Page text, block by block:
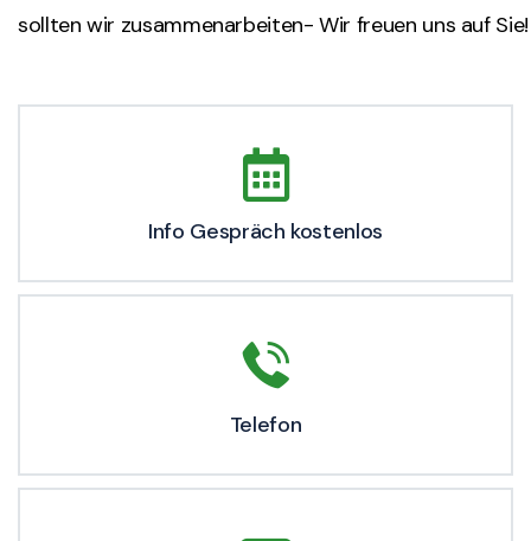
sollten wir zusammenarbeiten- Wir freuen uns auf Sie!
Info Gespräch kostenlos
Telefon